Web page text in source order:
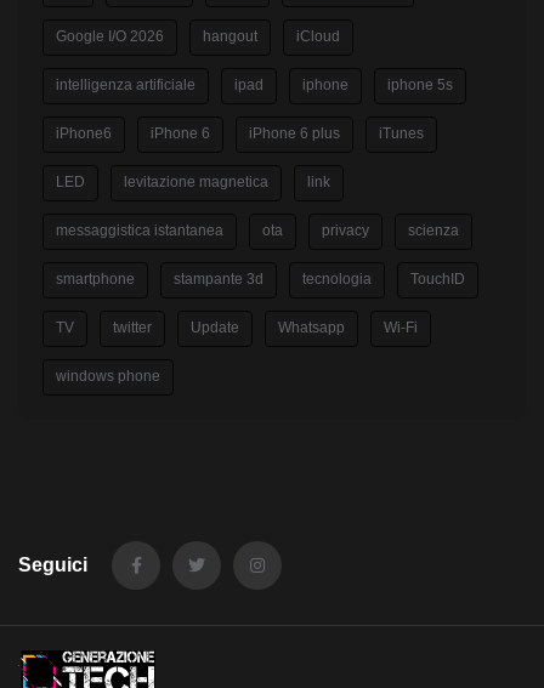
Google I/O 2026 hangout iCloud
intelligenza artificiale ipad iphone iphone 5s
iPhone6 iPhone 6 iPhone 6 plus iTunes
LED levitazione magnetica link
messaggistica istantanea ota privacy scienza
smartphone stampante 3d tecnologia TouchID
TV twitter Update Whatsapp Wi-Fi
windows phone
Seguici